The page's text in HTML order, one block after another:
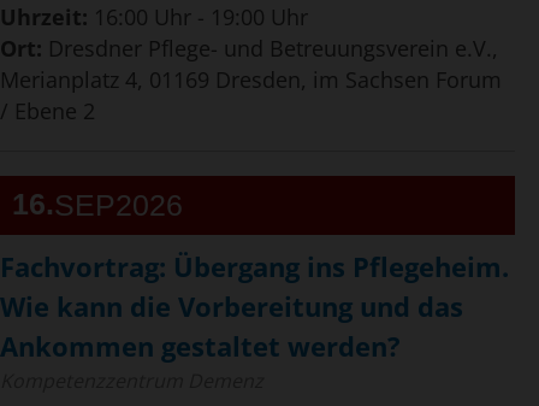
Uhrzeit: 16:00 Uhr - 19:00 Uhr
Ort: Dresdner Pflege- und Betreuungsverein e.V.,
Merianplatz 4, 01169 Dresden, im Sachsen Forum
/ Ebene 2
16 SEP2026
Fachvortrag: Übergang ins Pflegeheim.
Wie kann die Vorbereitung und das
Ankommen gestaltet werden?